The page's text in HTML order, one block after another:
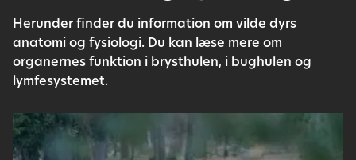
Herunder finder du information om vilde dyrs
anatomi og fysiologi. Du kan læse mere om
organernes funktion i brysthulen, i bughulen og
lymfesystemet.